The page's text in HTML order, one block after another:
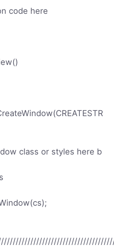
code here
class or styles here b